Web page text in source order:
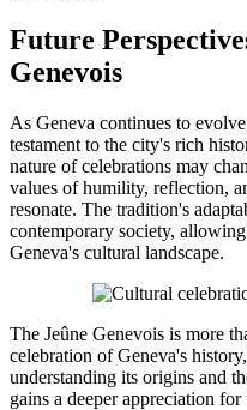
Future
Genevois
As Geneva continues to
testament to the city's rich
nature of celebrations may
values of humility, reflection,
resonate. The tradition's
contemporary society,
Geneva's cultural landscape.
The Jeûne Genevois is more
celebration of Geneva's
understanding its origins and
gains a deeper appreciation